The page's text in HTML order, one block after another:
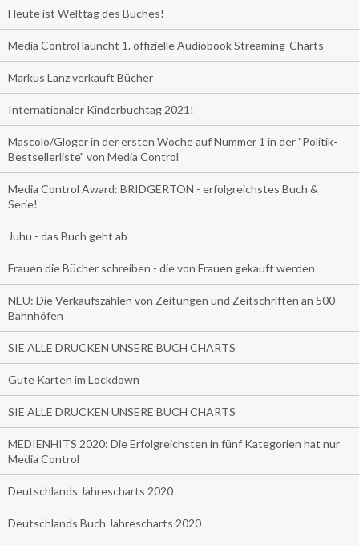
Heute ist Welttag des Buches!
Media Control launcht 1. offizielle Audiobook Streaming-Charts
Markus Lanz verkauft Bücher
Internationaler Kinderbuchtag 2021!
Mascolo/Gloger in der ersten Woche auf Nummer 1 in der "Politik-
Bestsellerliste" von Media Control
Media Control Award: BRIDGERTON - erfolgreichstes Buch &
Serie!
Juhu - das Buch geht ab
Frauen die Bücher schreiben - die von Frauen gekauft werden
NEU: Die Verkaufszahlen von Zeitungen und Zeitschriften an 500
Bahnhöfen
SIE ALLE DRUCKEN UNSERE BUCH CHARTS
Gute Karten im Lockdown
SIE ALLE DRUCKEN UNSERE BUCH CHARTS
MEDIENHITS 2020: Die Erfolgreichsten in fünf Kategorien hat nur
Media Control
Deutschlands Jahrescharts 2020
Deutschlands Buch Jahrescharts 2020